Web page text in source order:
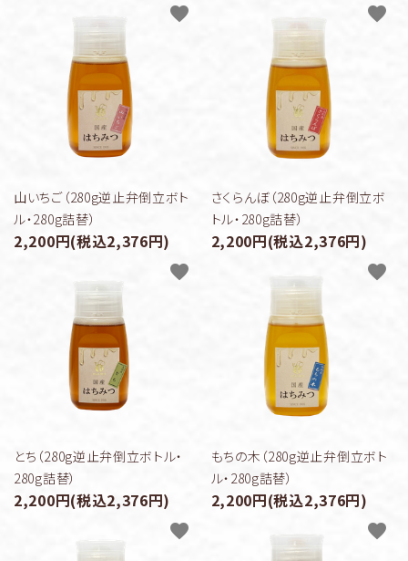
山いちご（280g逆止弁倒立ボト
ル・280g詰替）
2,200円(税込2,376円)
favorite
さくらんぼ（280g逆止弁倒立ボ
トル・280g詰替）
2,200円(税込2,376円)
favorite
とち（280g逆止弁倒立ボトル・
280g詰替）
2,200円(税込2,376円)
favorite
もちの木（280g逆止弁倒立ボト
ル・280g詰替）
2,200円(税込2,376円)
favorite
favorite favorite